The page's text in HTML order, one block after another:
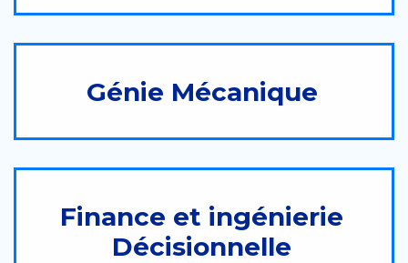
Génie Mécanique
Finance et ingénierie
Décisionnelle